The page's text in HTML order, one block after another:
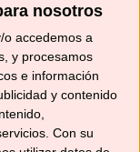
nosotros
accedemos a
y procesamos
e información
y contenido
Con su
Y